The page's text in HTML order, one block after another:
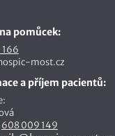
pomůcek:
most.cz
a příjem pacientů:
608 009 149